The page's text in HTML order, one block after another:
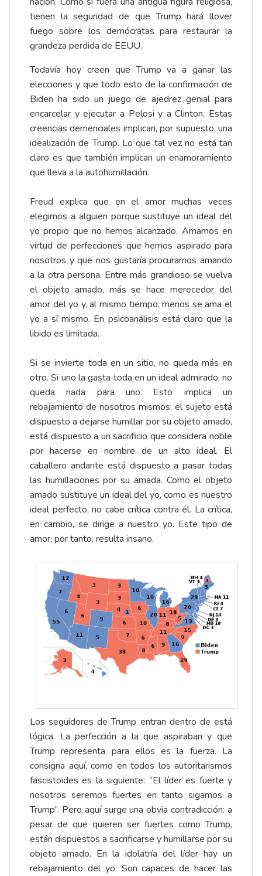
tienen la seguridad de que Trump hará llover
fuego sobre los demócratas para restaurar la
grandeza perdida de EEUU.
Todavía hoy creen que Trump va a ganar las
elecciones y que todo esto de la confirmación de
Biden ha sido un juego de ajedrez genial para
encarcelar y ejecutar a Pelosi y a Clinton. Estas
creencias demenciales implican, por supuesto, una
idealización de Trump. Lo que tal vez no está tan
claro es que también implican un enamoramiento
que lleva a la autohumillación.
Freud explica que en el amor muchas veces
elegimos a alguien porque sustituye un ideal del
yo propio que no hemos alcanzado. Amamos en
virtud de perfecciones que hemos aspirado para
nosotros y que nos gustaría procurarnos amando
a la otra persona. Entre más grandioso se vuelva
el objeto amado, más se hace merecedor del
amor del yo y, al mismo tiempo, menos se ama el
yo a sí mismo. En psicoanálisis está claro que la
libido es limitada.
Si se invierte toda en un sitio, no queda más en
otro. Si uno la gasta toda en un ideal admirado, no
queda nada para uno. Esto implica un
rebajamiento de nosotros mismos: el sujeto está
dispuesto a dejarse humillar por su objeto amado,
está dispuesto a un sacrificio que considera noble
por hacerse en nombre de un alto ideal. El
caballero andante está dispuesto a pasar todas
las humillaciones por su amada. Como el objeto
amado sustituye un ideal del yo, como es nuestro
ideal perfecto, no cabe crítica contra él. La crítica,
en cambio, se dirige a nuestro yo. Este tipo de
amor, por tanto, resulta insano.
Los seguidores de Trump entran dentro de está
lógica. La perfección a la que aspiraban y que
Trump representa para ellos es la fuerza. La
consigna aquí, como en todos los autoritarismos
fascistoides es la siguiente: “El líder es fuerte y
nosotros seremos fuertes en tanto sigamos a
Trump”. Pero aquí surge una obvia contradicción: a
pesar de que quieren ser fuertes como Trump,
están dispuestos a sacrificarse y humillarse por su
objeto amado. En la idolatría del líder hay un
rebajamiento del yo. Son capaces de hacer las